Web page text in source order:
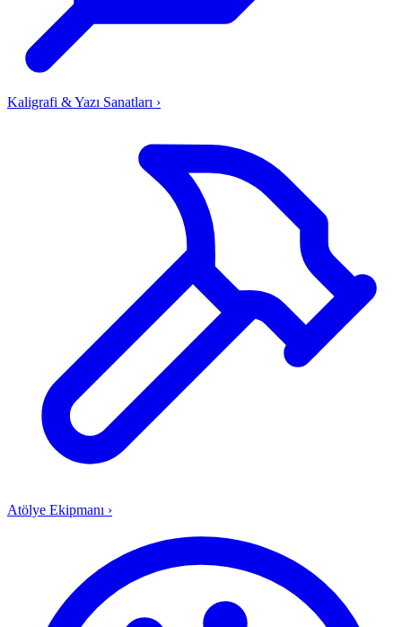
Kaligrafi & Yazı Sanatları ›
Atölye Ekipmanı ›